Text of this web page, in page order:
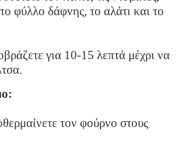
φύλλο δάφνης, το αλάτι και το
για 10-15 λεπτά μέχρι να
τον φούρνο στους